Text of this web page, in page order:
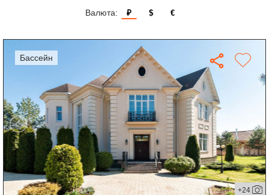
Валюта: ₽ $ €
бассейн
+24